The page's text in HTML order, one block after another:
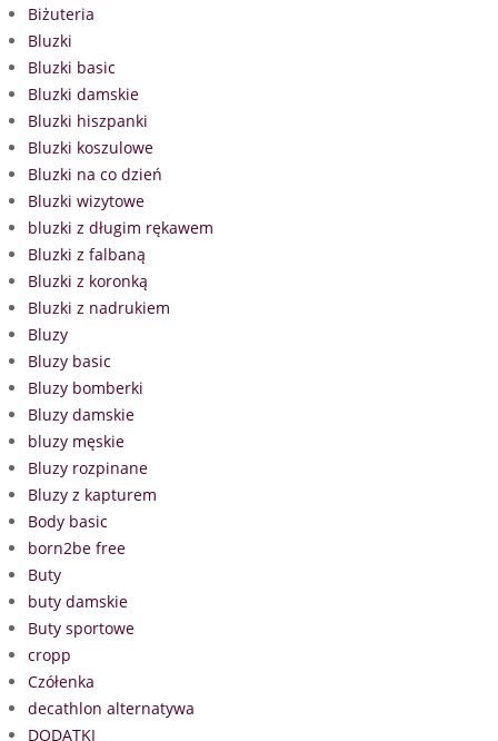
Biżuteria
Bluzki
Bluzki basic
Bluzki damskie
Bluzki hiszpanki
Bluzki koszulowe
Bluzki na co dzień
Bluzki wizytowe
bluzki z długim rękawem
Bluzki z falbaną
Bluzki z koronką
Bluzki z nadrukiem
Bluzy
Bluzy basic
Bluzy bomberki
Bluzy damskie
bluzy męskie
Bluzy rozpinane
Bluzy z kapturem
Body basic
born2be free
Buty
buty damskie
Buty sportowe
cropp
Czółenka
decathlon alternatywa
DODATKI